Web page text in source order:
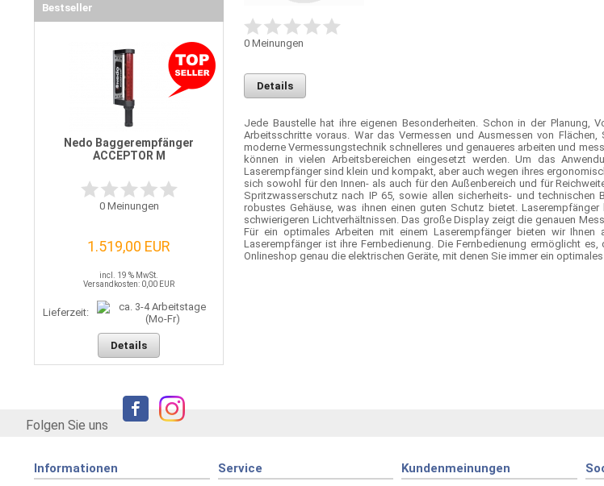
0 Meinungen
Details
Jede Baustelle hat ihre eigenen Besonderheiten. Schon in der Planung,
Arbeitsschritte voraus. War das Vermessen und Ausmessen von
moderne Vermessungstechnik schnelleres und genaueres arbeiten und
können in vielen Arbeitsbereichen eingesetzt werden. Um das
Laserempfänger sind klein und kompakt, aber auch wegen ihres
sich sowohl für den Innen- als auch für den Außenbereich und für
Spritzwasserschutz nach IP 65, sowie allen sicherheits- und
robustes Gehäuse, was ihnen einen guten Schutz bietet.
schwierigeren Lichtverhältnissen. Das große Display zeigt die genauen
Für ein optimales Arbeiten mit einem Laserempfänger bieten wir
Laserempfänger ist ihre Fernbedienung. Die Fernbedienung ermöglicht
Onlineshop genau die elektrischen Geräte, mit denen Sie immer ein
Bestseller
Nedo Baggerempfänger
ACCEPTOR M
0Meinungen
1.519,00 EUR
incl. 19 % MwSt.
Versandkosten: 0,00 EUR
Lieferzeit:
Details
Folgen Sie uns
Informationen Service Kundenmeinungen